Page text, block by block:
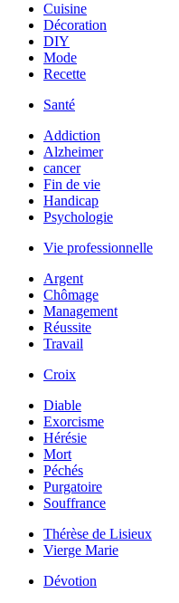
Cuisine
Décoration
DIY
Mode
Recette
Santé
Addiction
Alzheimer
cancer
Fin de vie
Handicap
Psychologie
Vie professionnelle
Argent
Chômage
Management
Réussite
Travail
Croix
Diable
Exorcisme
Hérésie
Mort
Péchés
Purgatoire
Souffrance
Thérèse de Lisieux
Vierge Marie
Dévotion